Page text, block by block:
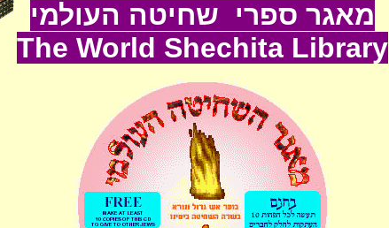
מאגר ספרי שחיטה העולמי
The World Shechita Library